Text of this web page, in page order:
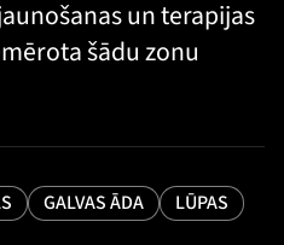
un terapijas
šādu zonu
GALVAS ĀDA LŪPAS